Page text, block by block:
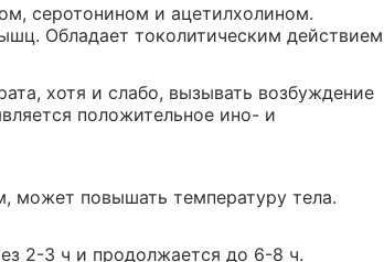
серотонином и ацетилхолином.
Обладает токолитическим
хотя и слабо, вызывать возбуждение
положительное ино- и
может повышать температуру тела.
2-3 ч и продолжается до 6-8 ч.